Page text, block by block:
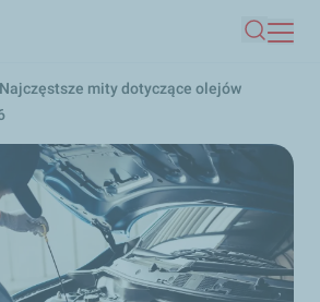
treści
Szukaj
Najczęstsze mity dotyczące olejów